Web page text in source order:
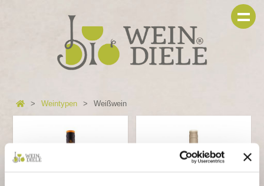
Weintypen Weißwein